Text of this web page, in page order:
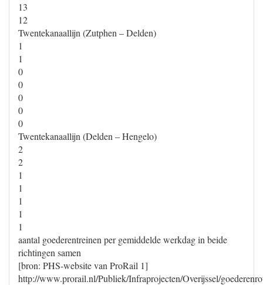
13
12
Twentekanaallijn (Zutphen – Delden)
1
1
0
0
0
0
0
Twentekanaallijn (Delden – Hengelo)
2
2
1
1
1
1
1
aantal goederentreinen per gemiddelde werkdag in beide
richtingen samen
[bron: PHS-website van ProRail 1]
http://www.prorail.nl/Publiek/Infraprojecten/Overijssel/